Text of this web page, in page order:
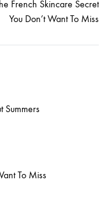
French Skincare Secret
You Don’t Want To Miss
Summers
To Miss